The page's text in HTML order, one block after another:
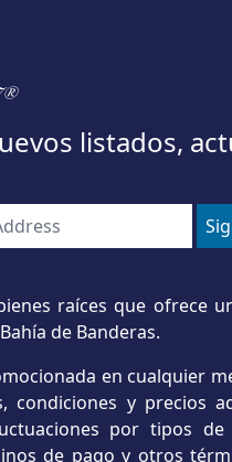
listados,
raíces que ofrece
de Banderas.
en cualquier
condiciones y precios
por tipos de
de pago y otros